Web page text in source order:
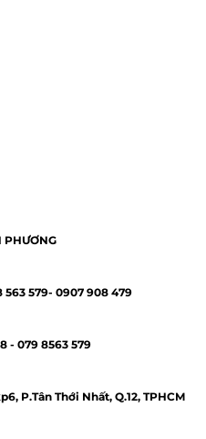
PHƯƠNG
563 579- 0907 908 479
- 079 8563 579
P.Tân Thới Nhất, Q.12, TPHCM